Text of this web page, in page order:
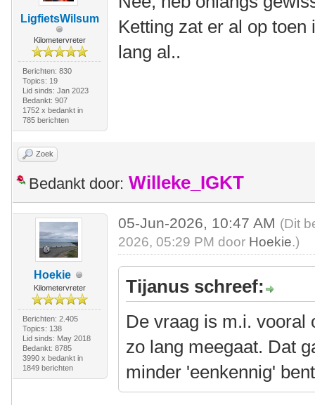
LigfietsWilsum
Kilometervreter
Berichten: 830
Topics: 19
Lid sinds: Jan 2023
Bedankt: 907
1752 x bedankt in
785 berichten
Ketting zat er al op
lang al..
Zoek
Bedankt door: Willeke_IGKT
Hoekie
Kilometervreter
Berichten: 2.405
Topics: 138
Lid sinds: May 2018
Bedankt: 8785
3990 x bedankt in
1849 berichten
05-Jun-2026, 10:47 AM (Dit
2026, 05:29 PM door Hoekie.)
Tijanus schreef:
De vraag is m.i. vooral
zo lang meegaat. Dat
minder 'eenkennig'